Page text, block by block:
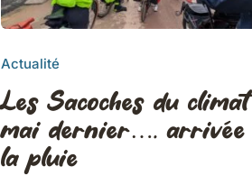
Actualité
Les Sacoches du climat
mai dernier…. arrivée
la pluie